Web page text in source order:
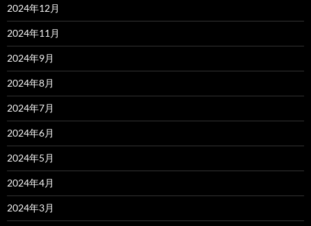
2024年12月
2024年11月
2024年9月
2024年8月
2024年7月
2024年6月
2024年5月
2024年4月
2024年3月